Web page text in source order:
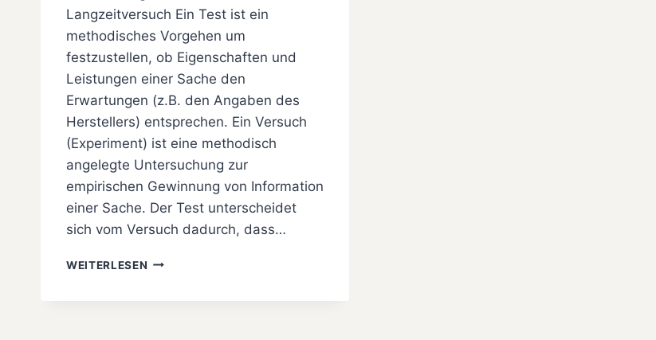
Langzeitversuch Ein Test ist ein
methodisches Vorgehen um
festzustellen, ob Eigenschaften und
Leistungen einer Sache den
Erwartungen (z.B. den Angaben des
Herstellers) entsprechen. Ein Versuch
(Experiment) ist eine methodisch
angelegte Untersuchung zur
empirischen Gewinnung von Information
einer Sache. Der Test unterscheidet
sich vom Versuch dadurch, dass…
WEITERLESEN LANGZEITVERSUCH